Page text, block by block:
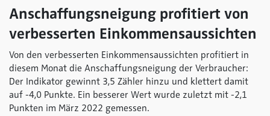
Anschaffungsneigung profitiert von
verbesserten Einkommensaussichten
Von den verbesserten Einkommensaussichten profitiert in
diesem Monat die Anschaffungsneigung der Verbraucher:
Der Indikator gewinnt 3,5 Zähler hinzu und klettert damit
auf -4,0 Punkte. Ein besserer Wert wurde zuletzt mit -2,1
Punkten im März 2022 gemessen.